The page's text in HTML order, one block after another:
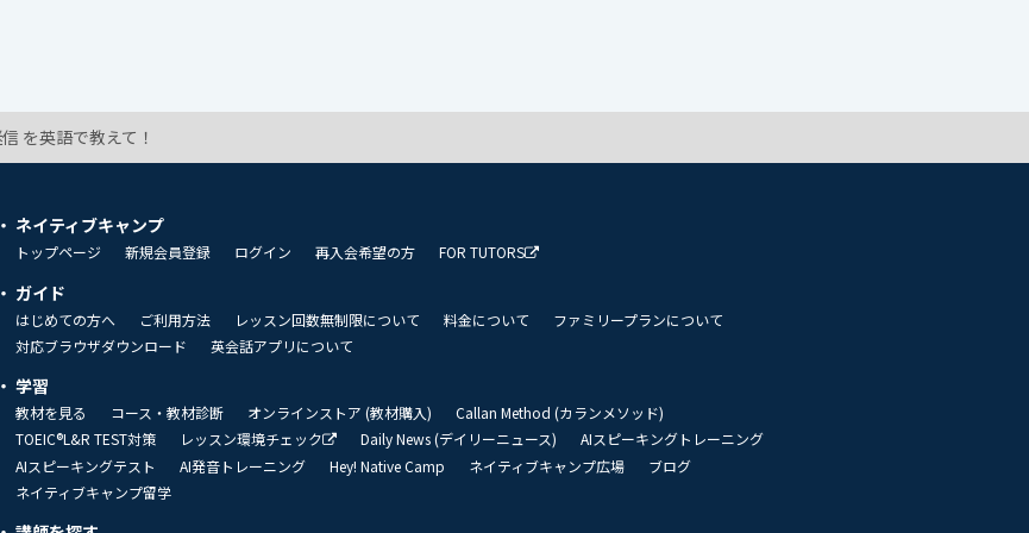
を英語で教えて！
ネイティブキャンプ
トップページ 新規会員登録 ログイン 再入会希望の方 FOR TUTORS
ガイド
はじめての方へ ご利用方法 レッスン回数無制限について 料金について
ファミリープランについて
対応ブラウザダウンロード
英会話アプリについて
学習
教材を見る コース・教材診断 オンラインストア (教材購入)
Callan Method (カランメソッド)
TOEIC®L&R TEST対策
レッスン環境チェック Daily News (デイリーニュース)
AIスピーキングトレーニング
AIスピーキングテスト
AI発音トレーニング Hey! Native Camp ネイティブキャンプ広場
ブログ
ネイティブキャンプ留学